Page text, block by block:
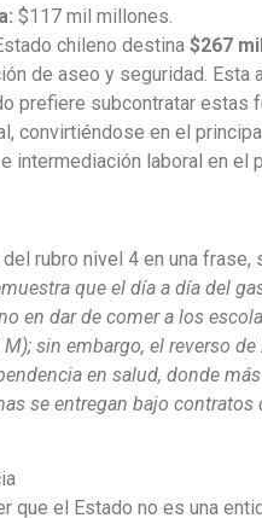
$117 mil millones.
chileno destina $267
de aseo y seguridad. Esta
prefiere subcontratar estas
convirtiéndose en el
intermediación laboral en el
rubro nivel 4 en una frase,
que el día a día del
en dar de comer a los
sin embargo, el reverso
en salud, donde
se entregan bajo contratos
que el Estado no es una